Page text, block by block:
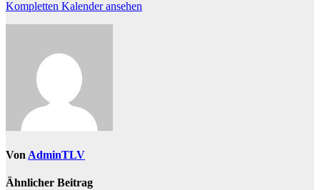
Kompletten Kalender ansehen
Von AdminTLV
Ähnlicher Beitrag